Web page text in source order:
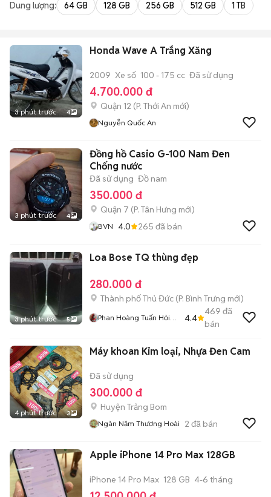
Dung lượng: 64 GB 128 GB 256 GB 512 GB 1 TB
3 phút trước 4
Honda Wave A Trắng Xăng
2009 Xe số 100 - 175 cc Đã sử dụng
4.700.000 đ
Quận 12 (P. Thới An mới)
Nguyễn Quốc An
3 phút trước 4
Đồng hồ Casio G-100 Nam Đen
Chống nước
Đã sử dụng Đồ nam
350.000 đ
Quận 7 (P. Tân Hưng mới)
BVN 4.0 265 đã bán
3 phút trước 5
Loa Bose TQ thùng đẹp
280.000 đ
Thành phố Thủ Đức (P. Bình Trưng mới)
Phan Hoàng Tuấn Hỏi
4.4
469 đã
bán
4 phút trước 3
Máy khoan Kim loại, Nhựa Đen Cam
Đã sử dụng
300.000 đ
Huyện Trảng Bom
Ngàn Năm Thương Hoài 2 đã bán
Apple iPhone 14 Pro Max 128GB
iPhone 14 Pro Max 128 GB 4-6 tháng